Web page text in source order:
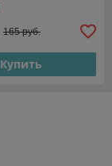
165 руб.
Купить